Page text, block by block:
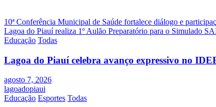
Navegação
de
10ª Conferência Municipal de Saúde fortalece diálogo e
Lagoa do Piauí realiza 1º Aulão Preparatório para o Simulado
Educação Todas
Lagoa do Piauí celebra avanço expressivo no
agosto 7, 2026
lagoadopiaui
Educação Esportes Todas